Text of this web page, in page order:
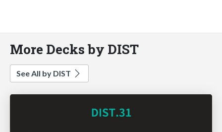
More Decks by DIST
See All by DIST